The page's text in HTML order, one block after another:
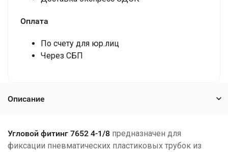
Оплата
По счету для юр.лиц
Через СБП
Описание
Угловой фитинг 7652 4-1/8 предназначен для
фиксации пневматических пластиковых трубок из